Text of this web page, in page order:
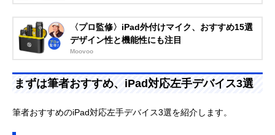
〈プロ監修〉iPad外付けマイク、おすすめ15選
デザイン性と機能性にも注目
Moovoo
まずは筆者おすすめ、iPad対応左手デバイス3選
筆者おすすめのiPad対応左手デバイス3選を紹介します。